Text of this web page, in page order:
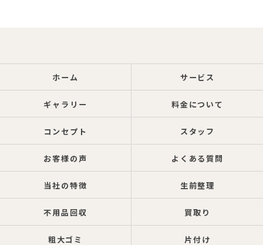
ホーム サービス
ギャラリー 料金について
コンセプト スタッフ
お客様の声 よくある質問
当社の特徴 生前整理
不用品回収 買取り
粗大ゴミ 片付け